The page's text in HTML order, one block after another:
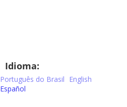
Idioma:
Português do Brasil
English
Español